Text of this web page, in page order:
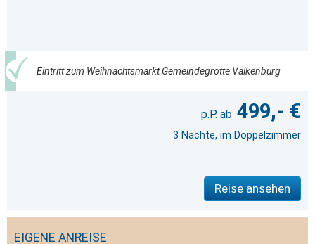
Eintritt zum Weihnachtsmarkt Gemeindegrotte Valkenburg
499,- €
3 Nächte, im Doppelzimmer
Reise ansehen
EIGENE ANREISE